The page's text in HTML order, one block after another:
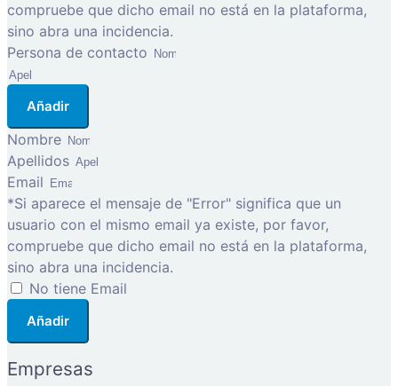
compruebe que dicho email no está en la plataforma,
sino abra una incidencia.
Persona de contacto
Añadir
Nombre
Apellidos
Email
*Si aparece el mensaje de "Error" significa que un
usuario con el mismo email ya existe, por favor,
compruebe que dicho email no está en la plataforma,
sino abra una incidencia.
No tiene Email
Añadir
Empresas